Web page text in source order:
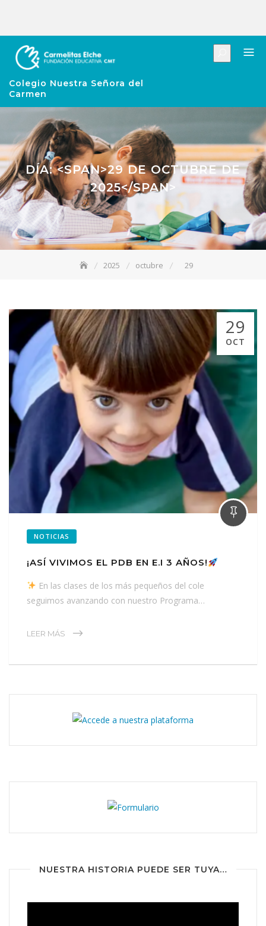
Colegio Nuestra Señora del
Carmen
DÍA: <SPAN>29 DE OCTUBRE DE
2025</SPAN>
2025 octubre 29
29
OCT
NOTICIAS
¡ASÍ VIVIMOS EL PDB EN E.I 3 AÑOS!
En las clases de los más pequeños del cole
seguimos avanzando con nuestro Programa…
LEER MÁS
NUESTRA HISTORIA PUEDE SER TUYA…